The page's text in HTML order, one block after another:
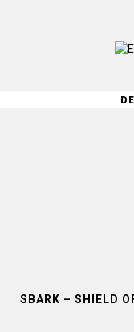
SBARK – SHIELD